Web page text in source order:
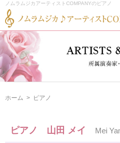
ノムラムジカアーティストCOMPANYのピアノ
ホーム > ピアノ
ピアノ 山田 メイ Mei